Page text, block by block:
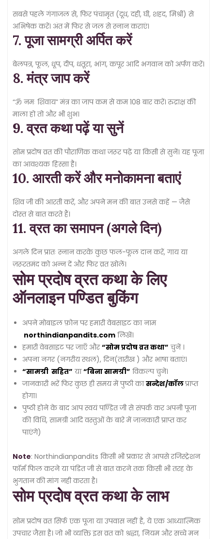
सबसे पहले गंगाजल से, फिर पंचामृत (दूध, दही, घी, शहद, मिश्री) से
अभिषेक करें। अंत में फिर से जल से स्नान कराएं।
7. पूजा सामग्री अर्पित करें
बेलपत्र, फूल, धूप, दीप, धतूरा, भांग, कपूर आदि भगवान को अर्पण करें।
8. मंत्र जाप करें
“ॐ नमः शिवाय” मंत्र का जाप कम से कम 108 बार करें। रुद्राक्ष की
माला हो तो और भी शुभ।
9. व्रत कथा पढ़ें या सुनें
सोम प्रदोष व्रत की पौराणिक कथा जरूर पढ़ें या किसी से सुनें। यह पूजा
का आवश्यक हिस्सा है।
10. आरती करें और मनोकामना बताएं
शिव जी की आरती करें, और अपने मन की बात उनसे कहें — जैसे
दोस्त से बात करते हैं।
11. व्रत का समापन (अगले दिन)
अगले दिन प्रातः स्नान करके कुछ फल-फूल दान करें, गाय या
ज़रूरतमंद को अन्न दें और फिर व्रत खोलें।
सोम प्रदोष व्रत कथा के लिए
ऑनलाइन पण्डित बुकिंग
अपने मोबाइल फ़ोन पर हमारी वेबसाइट का नाम
northindianpandits.com लिखें।
हमारी वेबसाइट पर जाएँ और“सोम प्रदोष व्रत कथा” चुनें ।
अपना नगर (नगरीय स्थल), दिन(तारीख ) और भाषा बताएं।
“सामग्री सहित” या“बिना सामग्री” विकल्प चुनें।
जानकारी भरें फिर कुछ ही समय में पुष्ठी कासन्देश/कॉलप्राप्त
होगा।
पुष्ठी होने के बाद आप स्वयं पण्डित जी से संपर्क कर अपनी पूजा
की विधि, सामग्री आदि वस्तुओं के बारे में जानकारी प्राप्त कर
पाएंगे)
Note: Northindianpandits किसी भी प्रकार से आपसे रजिस्ट्रेशन
फॉर्म फिल करने या पंडित जी से बात करने तक किसी भी तरह के
भुगतान की मांग नही करता है।
सोम प्रदोष व्रत कथा के लाभ
सोम प्रदोष व्रत सिर्फ एक पूजा या उपवास नहीं है, ये एक आध्यात्मिक
उपचार जैसा है। जो भी व्यक्ति इस व्रत को श्रद्धा, नियम और सच्चे मन